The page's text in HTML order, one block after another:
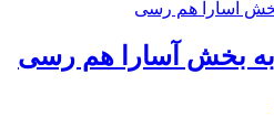
به بخش آسارا هم رسی